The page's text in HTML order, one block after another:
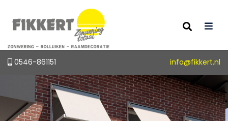
0546-861151 info@fikkert.nl